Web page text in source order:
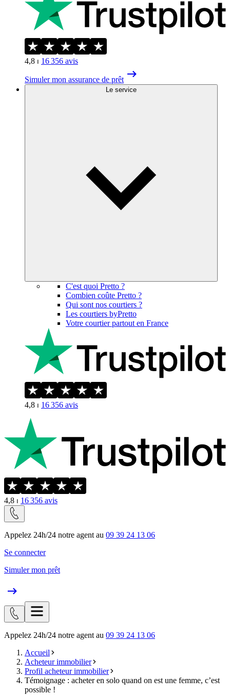
4,8 ⏐ 16 356 avis
Simuler mon assurance de prêt
Le service
C'est quoi Pretto ?
Combien coûte Pretto ?
Qui sont nos courtiers ?
Les courtiers byPretto
Votre courtier partout en France
4,8 ⏐ 16 356 avis
4,8 ⏐ 16 356 avis
Appelez 24h/24 notre agent au 09 39 24 13 06
Se connecter
Simuler mon prêt
Appelez 24h/24 notre agent au 09 39 24 13 06
Accueil
Acheteur immobilier
Profil acheteur immobilier
Témoignage : acheter en solo quand on est une femme, c’est
possible !